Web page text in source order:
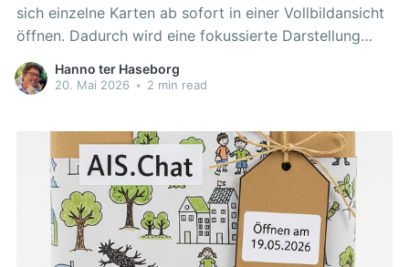
sich einzelne Karten ab sofort in einer Vollbildansicht
öffnen. Dadurch wird eine fokussierte Darstellung
einzelner Lerninhalte ermöglicht, was sich besonders
für hybride Unterrichtsformen und den Einsatz an
eine Art Präsentationsmodus entsteht.
Hanno ter Haseborg
20. Mai 2026 • 2 min read